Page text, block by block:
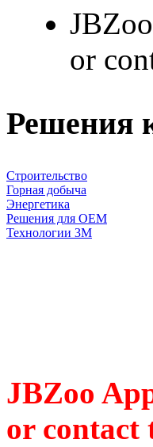
or
Решения
Строительство
Горная добыча
Энергетика
Решения для OEM
Технологии 3М
JBZoo
or contact